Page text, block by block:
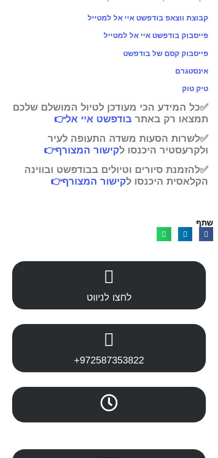
קבוצת ווצאפ בודפשט איי אל למטייל
פייסבוק בודפשט איי אל למטייל
פייסבוק קסם של בודפשט
אינסטגרם
טיק טוק
✅כל המידע הכי מעודכן לטיול המושלם שלכם
תמצאו רק באתר בודפשט איי אל👉
✅לשרות הסעות משדה התעופה לעיר
ולקרעסטיר היכנסו לקישור המצורף👉
✅להזמנת סיורים וטיולים בבודפשט ובווינה
הקלאסית היכנסו לקישור המצורף👉
שתף
לחצו לניווט
+972587353822